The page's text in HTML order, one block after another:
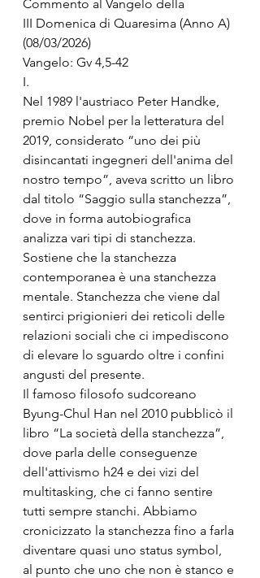
Commento al Vangelo della
III Domenica di Quaresima (Anno A)
(08/03/2026)
Vangelo: Gv 4,5-42
I.
Nel 1989 l'austriaco Peter Handke,
premio Nobel per la letteratura del
2019, considerato “uno dei più
disincantati ingegneri dell'anima del
nostro tempo”, aveva scritto un libro
dal titolo “Saggio sulla stanchezza”,
dove in forma autobiografica
analizza vari tipi di stanchezza.
Sostiene che la stanchezza
contemporanea è una stanchezza
mentale. Stanchezza che viene dal
sentirci prigionieri dei reticoli delle
relazioni sociali che ci impediscono
di elevare lo sguardo oltre i confini
angusti del presente.
Il famoso filosofo sudcoreano
Byung-Chul Han nel 2010 pubblicò il
libro “La società della stanchezza”,
dove parla delle conseguenze
dell'attivismo h24 e dei vizi del
multitasking, che ci fanno sentire
tutti sempre stanchi. Abbiamo
cronicizzato la stanchezza fino a farla
diventare quasi uno status symbol,
al punto che uno che non è stanco e